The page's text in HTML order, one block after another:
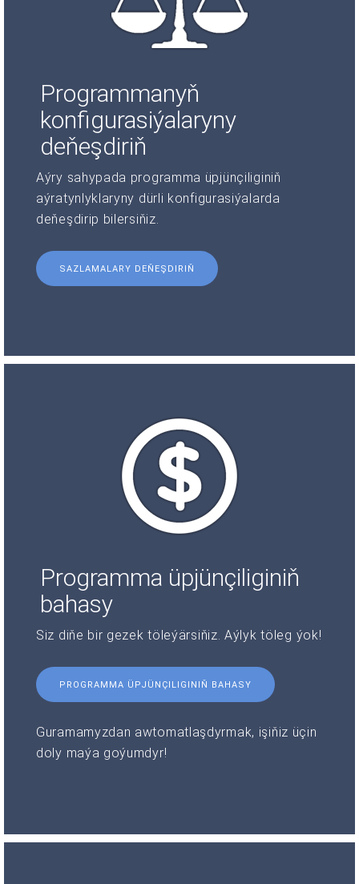
Programmanyň
konfigurasiýalaryny
deňeşdiriň
Aýry sahypada programma üpjünçiliginiň
aýratynlyklaryny dürli konfigurasiýalarda
deňeşdirip bilersiňiz.
SAZLAMALARY DEŇEŞDIRIŇ
Programma üpjünçiliginiň
bahasy
Siz diňe bir gezek töleýärsiňiz. Aýlyk töleg ýok!
PROGRAMMA ÜPJÜNÇILIGINIŇ BAHASY
Guramamyzdan awtomatlaşdyrmak, işiňiz üçin
doly maýa goýumdyr!